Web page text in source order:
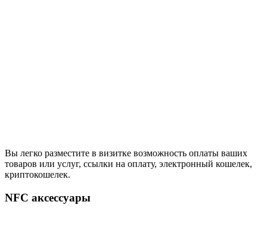
Вы легко разместите в визитке возможность оплаты ваших
товаров или услуг, ссылки на оплату, электронный кошелек,
криптокошелек.
NFC аксессуары